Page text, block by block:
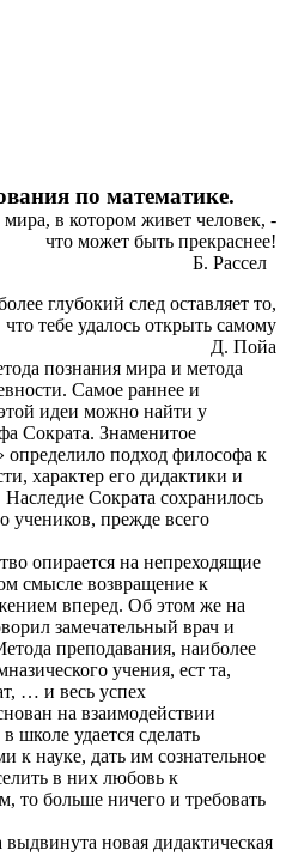
по математике.
в котором живет человек, -
что может быть прекраснее!
Б. Рассел
глубокий след оставляет то,
что тебе удалось открыть самому
Д. Пойа
познания мира и метода
Самое раннее и
идеи можно найти у
Сократа. Знаменитое
определило подход философа к
характер его дидактики и
Сократа сохранилось
учеников, прежде всего
опирается на непреходящие
смысле возвращение к
вперед. Об этом же на
замечательный врач и
преподавания, наиболее
учения, ест та,
… и весь успех
на взаимодействии
школе удается сделать
к науке, дать им сознательное
в них любовь к
то больше ничего и требовать
новая дидактическая